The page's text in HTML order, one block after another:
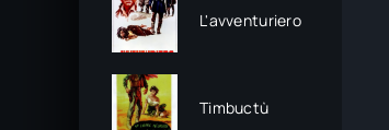
L'avventuriero
Timbuctù